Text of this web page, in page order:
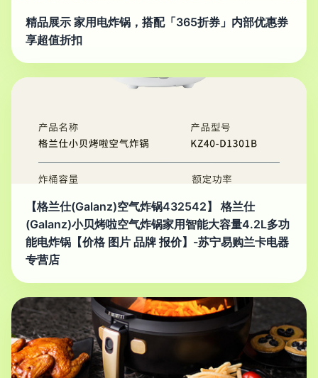
精品展示 家用电炸锅，搭配「365折券」内部优惠券
享超值折扣
【格兰仕(Galanz)空气炸锅432542】 格兰仕
(Galanz)小贝烤啦空气炸锅家用智能大容量4.2L多功
能电炸锅【价格 图片 品牌 报价】-苏宁易购兰卡电器
专营店